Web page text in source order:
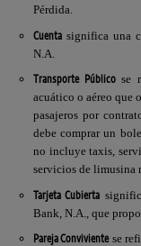
Pérdida.
Cuenta significa una
N.A.
Transporte Públicose
acuático o aéreo que
pasajeros por
debe comprar un
no incluye taxis,
servicios de limusina
Tarjeta Cubierta
Bank, N.A.
, que
Pareja Convivientese